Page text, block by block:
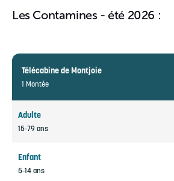
Les Contamines - été 2026 :
Télécabine de Montjoie
1 Montée
Adulte
15-79 ans
Enfant
5-14 ans